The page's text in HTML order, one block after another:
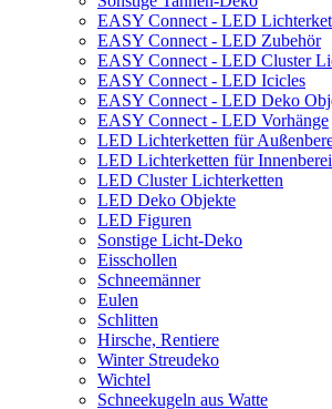
EASY Connect - LED
EASY Connect - LED Zubehör
EASY Connect - LED Cluster
EASY Connect - LED Icicles
EASY Connect - LED Deko
EASY Connect - LED Vorhänge
LED Lichterketten für
LED Lichterketten für
LED Cluster Lichterketten
LED Deko Objekte
LED Figuren
Sonstige Licht-Deko
Eisschollen
Schneemänner
Eulen
Schlitten
Hirsche, Rentiere
Winter Streudeko
Wichtel
Schneekugeln aus Watte